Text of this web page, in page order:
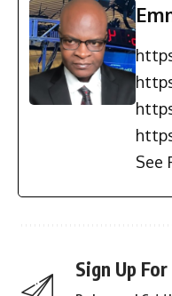
See
Sign Up